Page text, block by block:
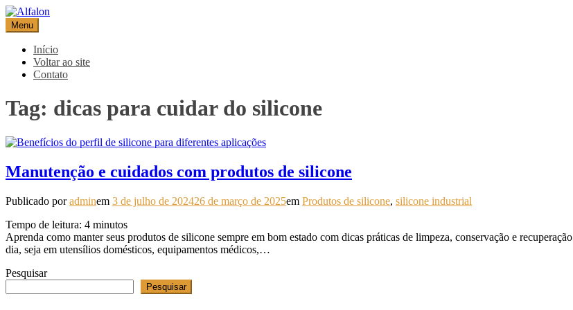
Pular
para
o
conteúdo
Alfalon
comércio e serviços pertinentes aos produtos de embalagens
Menu
Início
Voltar ao site
Contato
Tag: dicas para cuidar do silicone
Manutenção e cuidados com produtos de silicone
Publicado poradminem 3 de julho de 202426 de março de 2025em Produtos de silicone, silicone industrial
Tempo de leitura: 4 minutos
Aprenda como manter seus produtos de silicone sempre em bom estado com dicas práticas de limpeza, conservação e
dia, seja em utensílios domésticos, equipamentos médicos,…
Pesquisar
Pesquisar